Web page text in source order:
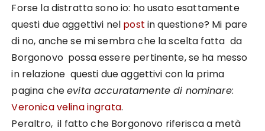
Forse la distratta sono io: ho usato esattamente
questi due aggettivi nel post in questione? Mi pare
di no, anche se mi sembra che la scelta fatta da
Borgonovo possa essere pertinente, se ha messo
in relazione questi due aggettivi con la prima
pagina cheevita accuratamente di nominare:
Veronica velina ingrata.
Peraltro, il fatto che Borgonovo riferisca a metà